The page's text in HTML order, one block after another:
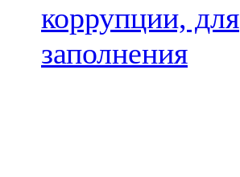
коррупции, для
заполнения